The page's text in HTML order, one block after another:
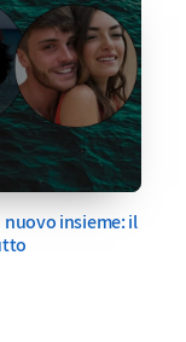
nuovo insieme: il